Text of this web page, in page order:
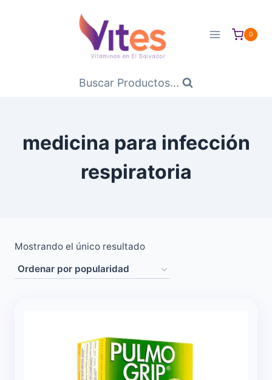
0
Buscar Productos...
medicina para infección
respiratoria
Mostrando el único resultado